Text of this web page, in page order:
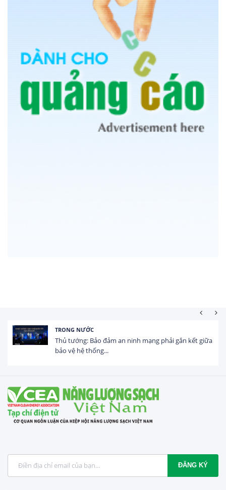
HOẠT ĐỘNG ĐẦU TƯ
Tổng vốn FDI đăng ký vào Việt Nam đạt gần 25 tỷ
USD trong 5 tháng...
ĐĂNG KÝ